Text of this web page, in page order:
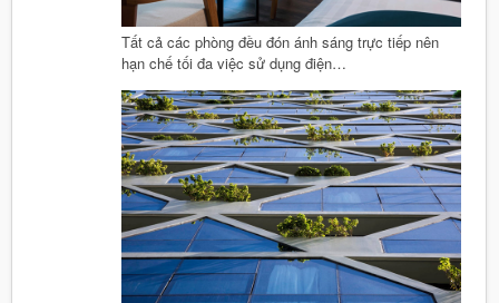
Tất cả các phòng đều đón ánh sáng trực tiếp nên
hạn chế tối đa việc sử dụng điện…